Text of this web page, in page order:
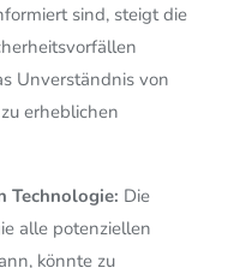
sind, steigt die
Unverständnis von
erheblichen
Technologie: Die
alle potenziellen
könnte zu